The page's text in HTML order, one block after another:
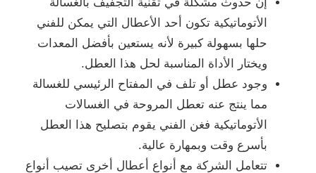
الأتوماتيكية تكون أحد الأعطال التي يمكن للفني
حلها بسهولة كبيرة لأنه يستعين بأفضل المعدات
ويختار الأداة المناسبة لحل هذا العطل.
وجود عطل أو تلف في المفتاح الرئيسي للغسالة
مما ينتج عنه تعطل المروحة في الغسالات
الأتوماتيكية فغن الفني يقوم بتصليح هذا العطل
بأسرع وقت وبمهارة عالية.
تتعامل الشركة مع أنواع أعطال أخرى تصيب أنواع